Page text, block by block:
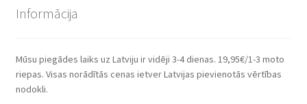
Informācija
Mūsu piegādes laiks uz Latviju ir vidēji 3-4 dienas. 19,95€/1-3 moto
riepas. Visas norādītās cenas ietver Latvijas pievienotās vērtības
nodokli.